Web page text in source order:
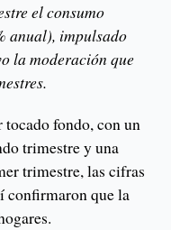
el consumo
anual), impulsado
la moderación que
tocado fondo, con un
trimestre y una
trimestre, las cifras
confirmaron que la